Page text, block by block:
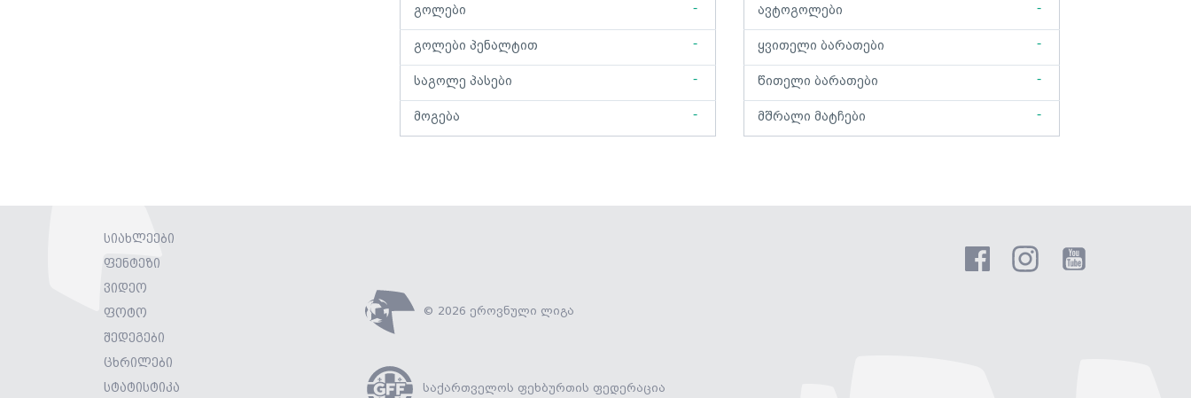
გოლები -
გოლები პენალტით -
საგოლე პასები -
მოგება -
ავტოგოლები -
ყვითელი ბარათები -
წითელი ბარათები -
მშრალი მატჩები -
სიახლეები
ფენტეზი
ვიდეო
ფოტო
შედეგები
ცხრილები
სტატისტიკა
© 2026 ეროვნული ლიგა
საქართველოს ფეხბურთის ფედერაცია